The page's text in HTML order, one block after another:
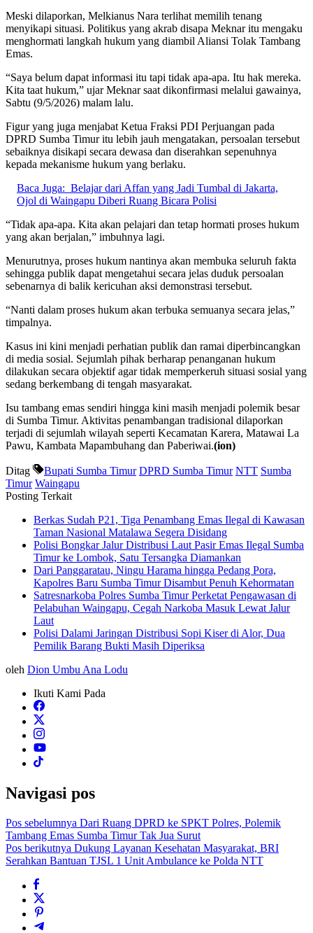
Meski dilaporkan, Melkianus Nara terlihat memilih tenang
menyikapi situasi. Politikus yang akrab disapa Meknar itu mengaku
menghormati langkah hukum yang diambil Aliansi Tolak Tambang
Emas.
“Saya belum dapat informasi itu tapi tidak apa-apa. Itu hak mereka.
Kita taat hukum,” ujar Meknar saat dikonfirmasi melalui gawainya,
Sabtu (9/5/2026) malam lalu.
Figur yang juga menjabat Ketua Fraksi PDI Perjuangan pada
DPRD Sumba Timur itu lebih jauh mengatakan, persoalan tersebut
sebaiknya disikapi secara dewasa dan diserahkan sepenuhnya
kepada mekanisme hukum yang berlaku.
Baca Juga: Belajar dari Affan yang Jadi Tumbal di Jakarta,
Ojol di Waingapu Diberi Ruang Bicara Polisi
“Tidak apa-apa. Kita akan pelajari dan tetap hormati proses hukum
yang akan berjalan,” imbuhnya lagi.
Menurutnya, proses hukum nantinya akan membuka seluruh fakta
sehingga publik dapat mengetahui secara jelas duduk persoalan
sebenarnya di balik kericuhan aksi demonstrasi tersebut.
“Nanti dalam proses hukum akan terbuka semuanya secara jelas,”
timpalnya.
Kasus ini kini menjadi perhatian publik dan ramai diperbincangkan
di media sosial. Sejumlah pihak berharap penanganan hukum
dilakukan secara objektif agar tidak memperkeruh situasi sosial yang
sedang berkembang di tengah masyarakat.
Isu tambang emas sendiri hingga kini masih menjadi polemik besar
di Sumba Timur. Aktivitas penambangan tradisional dilaporkan
terjadi di sejumlah wilayah seperti Kecamatan Karera, Matawai La
Pawu, Kambata Mapambuhang dan Paberiwai.(ion)
Ditag Bupati Sumba Timur DPRD Sumba Timur NTT Sumba
Timur Waingapu
Posting Terkait
Berkas Sudah P21, Tiga Penambang Emas Ilegal di Kawasan
Taman Nasional Matalawa Segera Disidang
Polisi Bongkar Jalur Distribusi Laut Pasir Emas Ilegal Sumba
Timur ke Lombok, Satu Tersangka Diamankan
Dari Panggaratau, Ningu Harama hingga Pedang Pora,
Kapolres Baru Sumba Timur Disambut Penuh Kehormatan
Satresnarkoba Polres Sumba Timur Perketat Pengawasan di
Pelabuhan Waingapu, Cegah Narkoba Masuk Lewat Jalur
Laut
Polisi Dalami Jaringan Distribusi Sopi Kiser di Alor, Dua
Pemilik Barang Bukti Masih Diperiksa
oleh Dion Umbu Ana Lodu
Ikuti Kami Pada
Navigasi pos
Pos sebelumnya Dari Ruang DPRD ke SPKT Polres, Polemik
Tambang Emas Sumba Timur Tak Jua Surut
Pos berikutnya Dukung Layanan Kesehatan Masyarakat, BRI
Serahkan Bantuan TJSL 1 Unit Ambulance ke Polda NTT